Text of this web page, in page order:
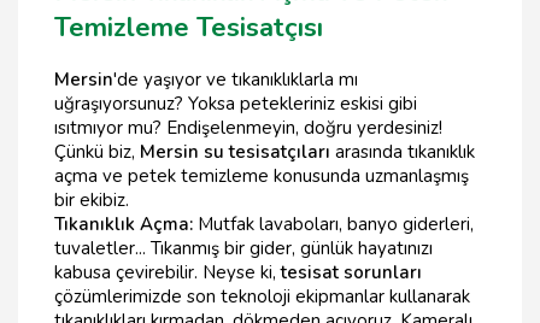
Temizleme Tesisatçısı
Mersin'de yaşıyor ve tıkanıklıklarla mı
uğraşıyorsunuz? Yoksa petekleriniz eskisi gibi
ısıtmıyor mu? Endişelenmeyin, doğru yerdesiniz!
Çünkü biz, Mersin su tesisatçıları arasında tıkanıklık
açma ve petek temizleme konusunda uzmanlaşmış
bir ekibiz.
Tıkanıklık Açma: Mutfak lavaboları, banyo giderleri,
tuvaletler... Tıkanmış bir gider, günlük hayatınızı
kabusa çevirebilir. Neyse ki,tesisat sorunları
çözümlerimizde son teknoloji ekipmanlar kullanarak